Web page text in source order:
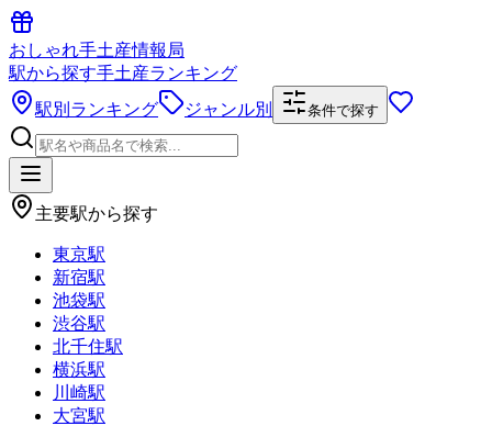
おしゃれ手土産情報局
駅から探す手土産ランキング
駅別ランキング
ジャンル別 条件で探す
主要駅から探す
東京駅
新宿駅
池袋駅
渋谷駅
北千住駅
横浜駅
川崎駅
大宮駅